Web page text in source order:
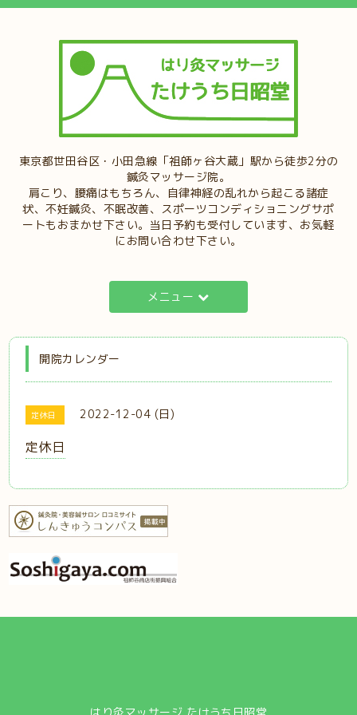
東京都世田谷区・小田急線「祖師ヶ谷大蔵」駅から徒歩2分の
鍼灸マッサージ院。
肩こり、腰痛はもちろん、自律神経の乱れから起こる諸症
状、不妊鍼灸、不眠改善、スポーツコンディショニングサポ
ートもおまかせ下さい。当日予約も受付しています、お気軽
にお問い合わせ下さい。
メニュー
開院カレンダー
定休日 2022-12-04 (日)
定休日